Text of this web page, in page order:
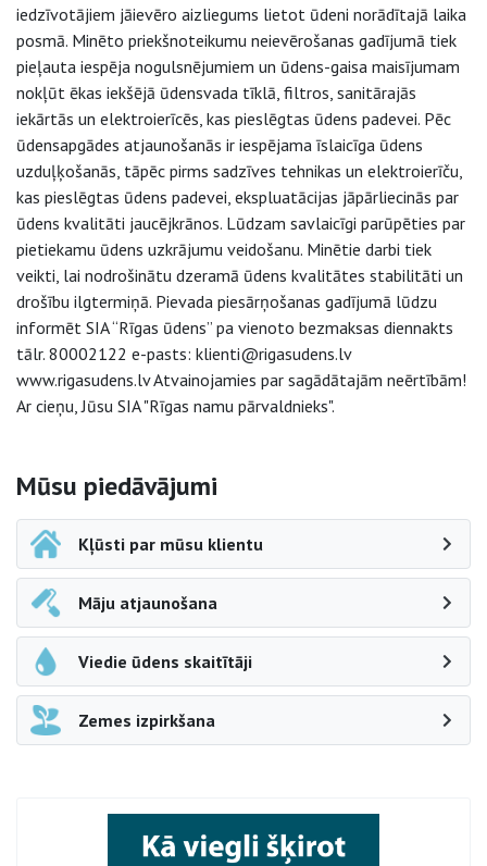
iedzīvotājiem jāievēro aizliegums lietot ūdeni norādītajā laika
posmā. Minēto priekšnoteikumu neievērošanas gadījumā tiek
pieļauta iespēja nogulsnējumiem un ūdens-gaisa maisījumam
nokļūt ēkas iekšējā ūdensvada tīklā, filtros, sanitārajās
iekārtās un elektroierīcēs, kas pieslēgtas ūdens padevei. Pēc
ūdensapgādes atjaunošanās ir iespējama īslaicīga ūdens
uzduļķošanās, tāpēc pirms sadzīves tehnikas un elektroierīču,
kas pieslēgtas ūdens padevei, ekspluatācijas jāpārliecinās par
ūdens kvalitāti jaucējkrānos. Lūdzam savlaicīgi parūpēties par
pietiekamu ūdens uzkrājumu veidošanu. Minētie darbi tiek
veikti, lai nodrošinātu dzeramā ūdens kvalitātes stabilitāti un
drošību ilgtermiņā. Pievada piesārņošanas gadījumā lūdzu
informēt SIA “Rīgas ūdens” pa vienoto bezmaksas diennakts
tālr. 80002122 e-pasts: klienti@rigasudens.lv
www.rigasudens.lv Atvainojamies par sagādātajām neērtībām!
Ar cieņu, Jūsu SIA "Rīgas namu pārvaldnieks".
Sāna navigācija
Mūsu piedāvājumi
Kļūsti par mūsu klientu
Māju atjaunošana
Viedie ūdens skaitītāji
Zemes izpirkšana